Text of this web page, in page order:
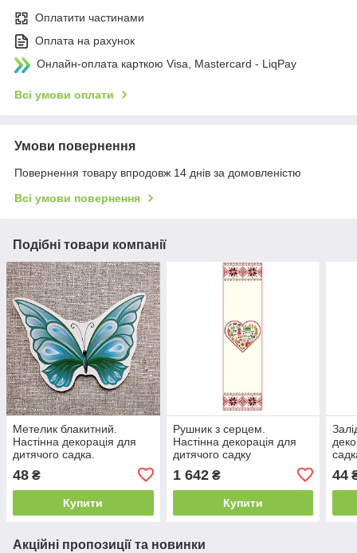
Оплатити частинами
Оплата на рахунок
Онлайн-оплата карткою Visa, Mastercard - LiqPay
Всі умови оплати
Умови повернення
Повернення товару впродовж 14 днів за домовленістю
Всі умови повернення
Подібні товари компанії
Метелик блакитний.
Настінна декорація для
дитячого садка.
48 ₴
Купити
Рушник з серцем.
Настінна декорація для
дитячого садку
1 642₴
Купити
44
Акційні пропозиції та новинки